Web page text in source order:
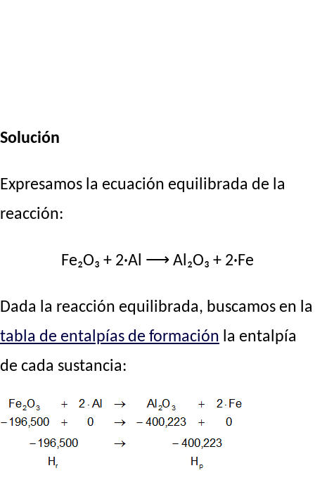
Solución
Expresamos la ecuación equilibrada de la
reacción:
Fe₂O₃ + 2·Al ⟶ Al₂O₃ + 2·Fe
Dada la reacción equilibrada, buscamos en la
tabla de entalpías de formación la entalpía
de cada sustancia: